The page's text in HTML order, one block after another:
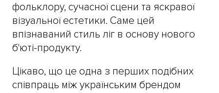
фольклору, сучасної сцени та яскравої
візуальної естетики. Саме цей
впізнаваний стиль ліг в основу нового
б'юті-продукту.
Цікаво, що це одна з перших подібних
співпраць між українським брендом